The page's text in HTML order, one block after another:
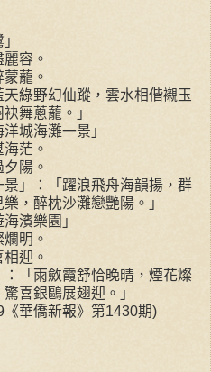
容。
蘢。
綠野幻仙蹤，雲水相偕襯玉
舞蔥蘢。」
城海灘一景」
茫。
陽。
」：「躍浪飛舟海韻揚，群
，醉枕沙灘戀艷陽。」
濱樂園」
明。
迎。
「雨斂霞舒恰晚晴，煙花燦
喜銀鷗展翅迎。」
華僑新報》第1430期)